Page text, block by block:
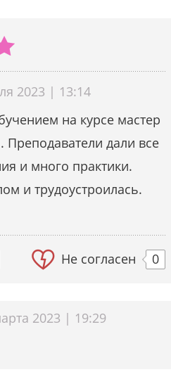
2023 | 13:14
на курсе мастер
Преподаватели дали все
и много практики.
и трудоустроилась.
Не согласен 0
2023 | 19:29